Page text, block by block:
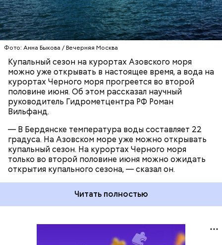
Фото: Анна Быкова / Вечерняя Москва
Купальный сезон на курортах Азовского моря
можно уже открывать в настоящее время, а вода на
курортах Черного моря прогреется во второй
половине июня. Об этом рассказал научный
руководитель Гидрометцентра РФ Роман
Вильфанд.
— В Бердянске температура воды составляет 22
градуса. На Азовском море уже можно открывать
купальный сезон. На курортах Черного моря
только во второй половине июня можно ожидать
открытия купального сезона, — сказал он.
Читать полностью
ЧЕРНОЕ МОРЕ
ПОГОДА
КУПАЛЬНЫЙ СЕЗОН